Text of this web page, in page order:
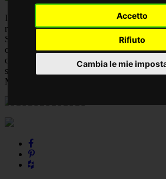
Accetto
Rifiuto
Cambia le mie
In Qatar, nella capitale Doha, ci siamo
restyling dello showroom Khazanah.
Sono stati ristudiati tutti gli spazi espositivi
ottenendo come risultato uno showroom di
caratterizzato da uno stile italiano. E' stato
squadra nel quale il nostro team ha operato
Marco Bortolin.